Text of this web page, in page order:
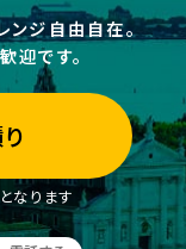
ンジ自由自在。
迎です。
なります